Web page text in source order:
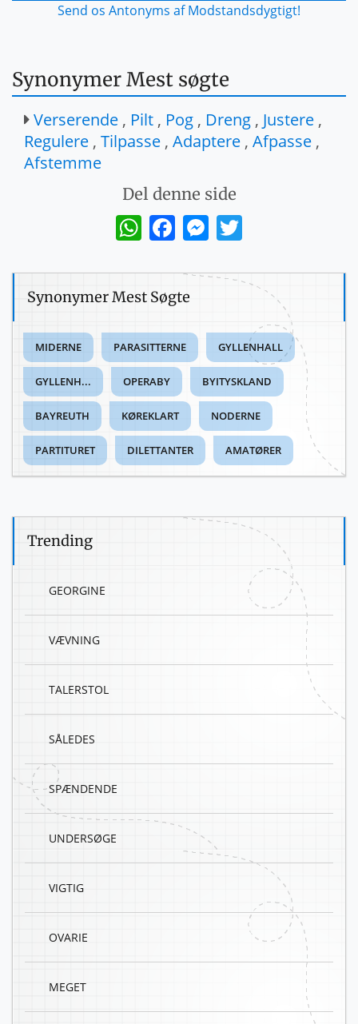
Send os Antonyms af Modstandsdygtigt!
Synonymer Mest søgte
Verserende , Pilt , Pog , Dreng , Justere ,
Regulere , Tilpasse , Adaptere , Afpasse ,
Afstemme
Del denne side
WhatsAppFacebookMessenger
Synonymer Mest Søgte
MIDERNE PARASITTERNE GYLLENHALL
GYLLENH... OPERABY BYITYSKLAND
BAYREUTH KØREKLART NODERNE
PARTITURET DILETTANTER AMATØRER
Trending
GEORGINE
VÆVNING
TALERSTOL
SÅLEDES
SPÆNDENDE
UNDERSØGE
VIGTIG
OVARIE
MEGET